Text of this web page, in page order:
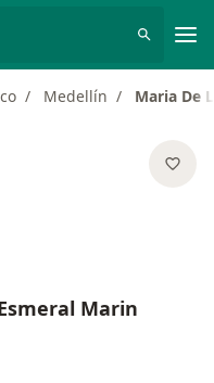
Medellín Maria De
Marin